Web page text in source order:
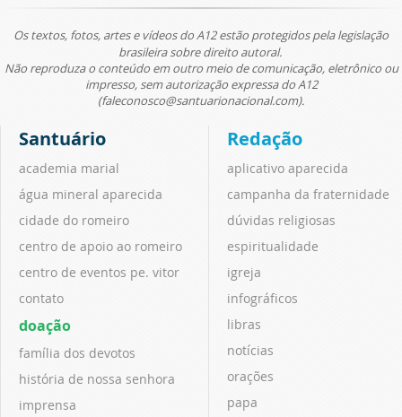
Os textos, fotos, artes e vídeos do A12 estão protegidos pela legislação
brasileira sobre direito autoral.
Não reproduza o conteúdo em outro meio de comunicação, eletrônico ou
impresso, sem autorização expressa do A12
(faleconosco@santuarionacional.com).
Santuário
academia marial
água mineral aparecida
cidade do romeiro
centro de apoio ao romeiro
centro de eventos pe. vitor
contato
doação
família dos devotos
história de nossa senhora
imprensa
Redação
aplicativo aparecida
campanha da fraternidade
dúvidas religiosas
espiritualidade
igreja
infográficos
libras
notícias
orações
papa